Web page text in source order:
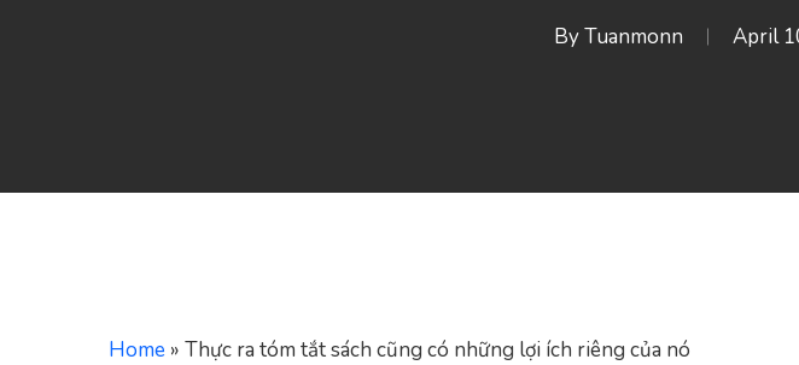
ByTuanmonn April
Home » Thực ra tóm tắt sách cũng có những lợi ích riêng của nó